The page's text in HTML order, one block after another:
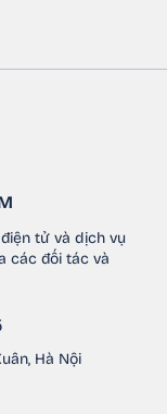
tử và dịch vụ
các đối tác và
Hà Nội